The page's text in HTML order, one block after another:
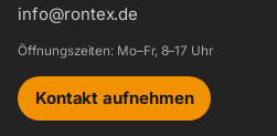
info@rontex.de
Öffnungszeiten: Mo–Fr, 8–17 Uhr
Kontakt aufnehmen